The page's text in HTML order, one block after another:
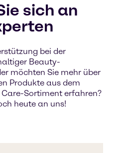
sich an
bei der
Beauty-
möchten Sie mehr über
Produkte aus dem
Sortiment erfahren?
heute an uns!